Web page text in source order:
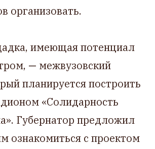
организовать.
имеющая потенциал
— межвузовский
планируется построить
«Солидарность
Губернатор предложил
ознакомиться с проектом